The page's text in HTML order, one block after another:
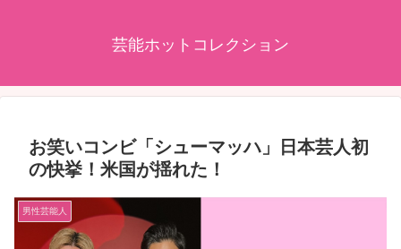
芸能ホットコレクション
お笑いコンビ「シューマッハ」日本芸人初
の快挙！米国が揺れた！
男性芸能人